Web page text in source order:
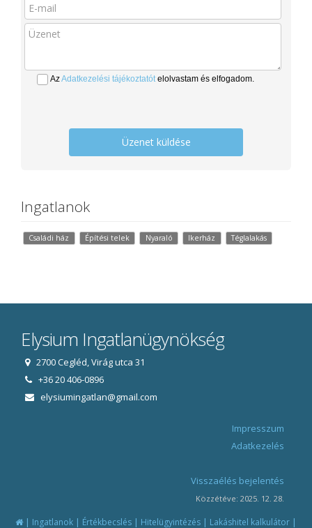
AzAdatkezelési tájékoztatótelolvastam és elfogadom.
Üzenet küldése
Ingatlanok
Családi ház Építési telek Nyaraló Ikerház Téglalakás
Elysium Ingatlanügynökség
2700 Cegléd, Virág utca 31
+36 20 406-0896
elysiumingatlan@gmail.com
Impresszum
Adatkezelés
Visszaélés bejelentés
Közzétéve: 2025. 12. 28.
| Ingatlanok | Értékbecslés | Hitelügyintézés | Lakáshitel kalkulátor |